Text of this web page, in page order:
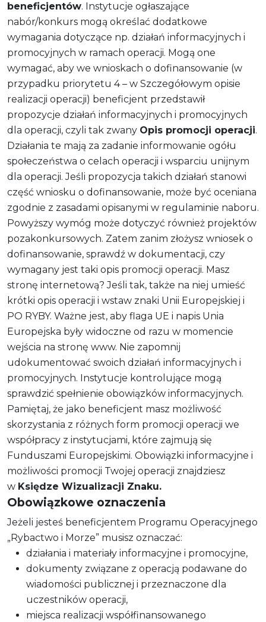
beneficjentów. Instytucje ogłaszające
nabór/konkurs mogą określać dodatkowe
wymagania dotyczące np. działań informacyjnych i
promocyjnych w ramach operacji. Mogą one
wymagać, aby we wnioskach o dofinansowanie (w
przypadku priorytetu 4 – w Szczegółowym opisie
realizacji operacji) beneficjent przedstawił
propozycje działań informacyjnych i promocyjnych
dla operacji, czyli tak zwany Opis promocji operacji.
Działania te mają za zadanie informowanie ogółu
społeczeństwa o celach operacji i wsparciu unijnym
dla operacji. Jeśli propozycja takich działań stanowi
część wniosku o dofinansowanie, może być oceniana
zgodnie z zasadami opisanymi w regulaminie naboru.
Powyższy wymóg może dotyczyć również projektów
pozakonkursowych. Zatem zanim złożysz wniosek o
dofinansowanie, sprawdź w dokumentacji, czy
wymagany jest taki opis promocji operacji. Masz
stronę internetową? Jeśli tak, także na niej umieść
krótki opis operacji i wstaw znaki Unii Europejskiej i
PO RYBY. Ważne jest, aby flaga UE i napis Unia
Europejska były widoczne od razu w momencie
wejścia na stronę www. Nie zapomnij
udokumentować swoich działań informacyjnych i
promocyjnych. Instytucje kontrolujące mogą
sprawdzić spełnienie obowiązków informacyjnych.
Pamiętaj, że jako beneficjent masz możliwość
skorzystania z różnych form promocji operacji we
współpracy z instytucjami, które zajmują się
Funduszami Europejskimi. Obowiązki informacyjne i
możliwości promocji Twojej operacji znajdziesz
w Księdze Wizualizacji Znaku.
Obowiązkowe oznaczenia
Jeżeli jesteś beneficjentem Programu Operacyjnego
„Rybactwo i Morze” musisz oznaczać:
działania i materiały informacyjne i promocyjne,
dokumenty związane z operacją podawane do
wiadomości publicznej i przeznaczone dla
uczestników operacji,
miejsca realizacji współfinansowanego